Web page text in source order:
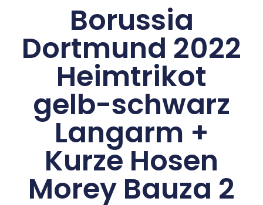
Borussia
Dortmund 2022
Heimtrikot
gelb-schwarz
Langarm +
Kurze Hosen
Morey Bauza 2